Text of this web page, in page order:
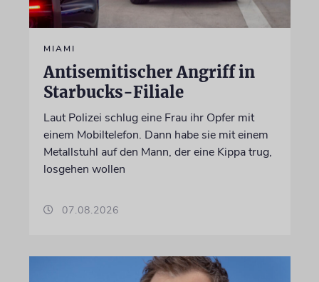
MIAMI
Antisemitischer Angriff in
Starbucks-Filiale
Laut Polizei schlug eine Frau ihr Opfer mit
einem Mobiltelefon. Dann habe sie mit einem
Metallstuhl auf den Mann, der eine Kippa trug,
losgehen wollen
07.08.2026